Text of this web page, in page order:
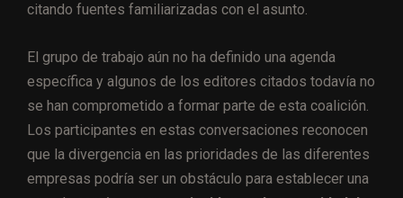
citando fuentes familiarizadas con el asunto.
El grupo de trabajo aún no ha definido una agenda
específica y algunos de los editores citados todavía no
se han comprometido a formar parte de esta coalición.
Los participantes en estas conversaciones reconocen
que la divergencia en las prioridades de las diferentes
empresas podría ser un obstáculo para establecer una